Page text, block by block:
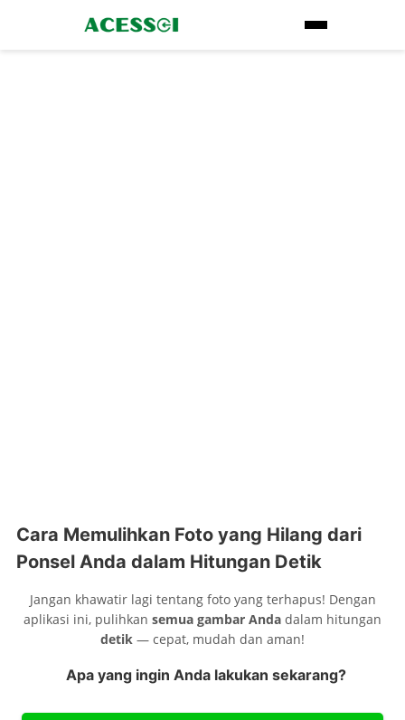
Cara Memulihkan Foto yang Hilang dari
Ponsel Anda dalam Hitungan Detik
Jangan khawatir lagi tentang foto yang terhapus! Dengan
aplikasi ini, pulihkan semua gambar Anda dalam hitungan
detik — cepat, mudah dan aman!
Apa yang ingin Anda lakukan sekarang?